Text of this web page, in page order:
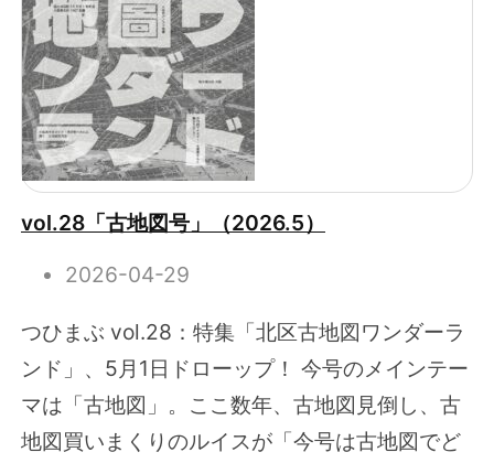
vol.28「古地図号」（2026.5）
2026-04-29
つひまぶ vol.28：特集「北区古地図ワンダーラ
ンド」、5月1日ドローップ！ 今号のメインテー
マは「古地図」。ここ数年、古地図見倒し、古
地図買いまくりのルイスが「今号は古地図でど